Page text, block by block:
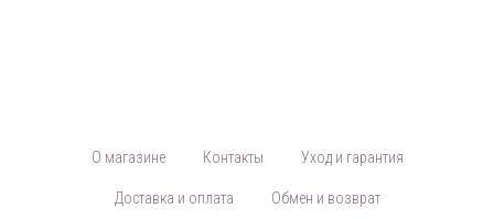
О магазине Контакты Уход и гарантия
Доставка и оплата Обмен и возврат